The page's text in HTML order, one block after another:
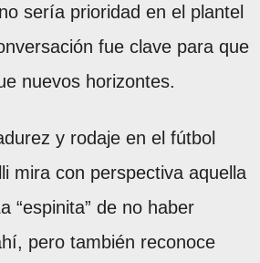
sería prioridad en el plantel
fue clave para que
nuevos horizontes.
y rodaje en el fútbol
mira con perspectiva aquella
“espinita” de no haber
pero también reconoce